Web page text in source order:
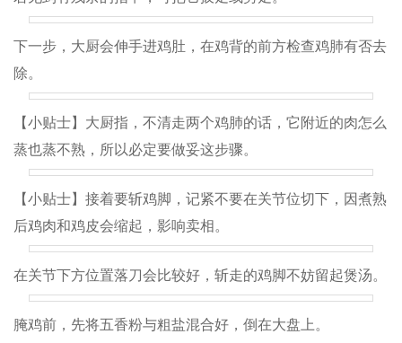
下一步，大厨会伸手进鸡肚，在鸡背的前方检查鸡肺有否去
除。
【小贴士】大厨指，不清走两个鸡肺的话，它附近的肉怎么
蒸也蒸不熟，所以必定要做妥这步骤。
【小贴士】接着要斩鸡脚，记紧不要在关节位切下，因煮熟
后鸡肉和鸡皮会缩起，影响卖相。
在关节下方位置落刀会比较好，斩走的鸡脚不妨留起煲汤。
腌鸡前，先将五香粉与粗盐混合好，倒在大盘上。